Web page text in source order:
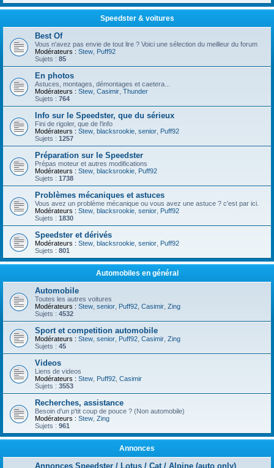
Speedster & voitures
Best Of
Vous n'avez pas envie de tout lire ? Voici une sélection du meilleur du forum
Modérateurs : Stew Puff92
Sujets : 85
En photos
Astuces, montages, démontages et caetera...
Modérateurs : Stew Casimir Thunder
Sujets : 764
Info sur le Speedster, que du sérieux
Fini de rigoler, que de l'info
Modérateurs : Stew blacksrookie senior Puff92
Sujets : 1257
Préparation sur le Speedster
Prépas moteur et autres modifications
Modérateurs : Stew blacksrookie Puff92
Sujets : 1738
Problèmes mécaniques et astuces
Vous avez un problème mécanique ou vous avez une astuce ? c'est par ici.
Modérateurs : Stew blacksrookie senior Puff92
Sujets : 1830
Speedster et dérivés
Modérateurs : Stew blacksrookie senior Puff92
Sujets : 801
Automobiles en général
Automobile
Toutes les autres voitures
Modérateurs : Stew senior Puff92 Casimir Zing
Sujets : 4532
Sport et competition automobile
Modérateurs : Stew senior Puff92 Casimir Zing
Sujets : 45
Videos
Liens de videos
Modérateurs : Stew Puff92 Casimir
Sujets : 3553
Recherches, assistance
Besoin d'un p'tit coup de pouce ? (Non automobile)
Modérateurs : Stew Zing
Sujets : 961
Annonces
Annonces Speedster / Lotus / Cat / Alpine (auto only)